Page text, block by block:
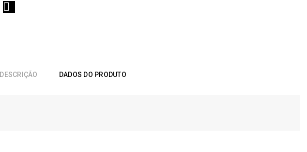

DESCRIÇÃO DADOS DO PRODUTO